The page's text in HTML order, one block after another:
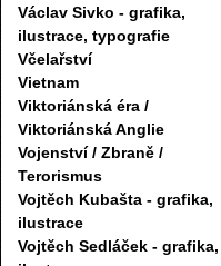
Václav Sivko - grafika,
ilustrace, typografie
Včelařství
Vietnam
Viktoriánská éra /
Viktoriánská Anglie
Vojenství / Zbraně /
Terorismus
Vojtěch Kubašta - grafika,
ilustrace
Vojtěch Sedláček - grafika,